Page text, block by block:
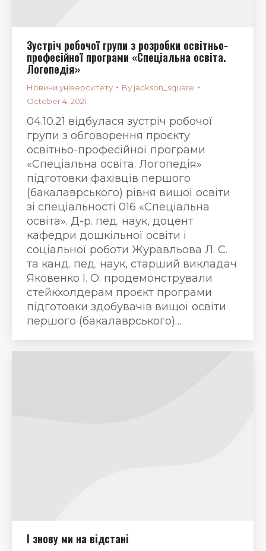
Зустріч робочої групи з розробки освітньо-
професійної програми «Спеціальна освіта.
Логопедія»
Новини університету By jackson_square
October 4, 2021
04.10.21 відбулася зустріч робочої
групи з обговорення проєкту
освітньо-професійної програми
«Спеціальна освіта. Логопедія»
підготовки фахівців першого
(бакалаврського) рівня вищої освіти
зі спеціальності 016 «Спеціальна
освіта». Д-р. пед. наук, доцент
кафедри дошкільної освіти і
соціальної роботи Журавльова Л. С.
та канд. пед. наук, старший викладач
Яковенко І. О. продемонстрували
стейкхолдерам проєкт програми
підготовки здобувачів вищої освіти
першого (бакалаврського)…
І знову ми на відстані